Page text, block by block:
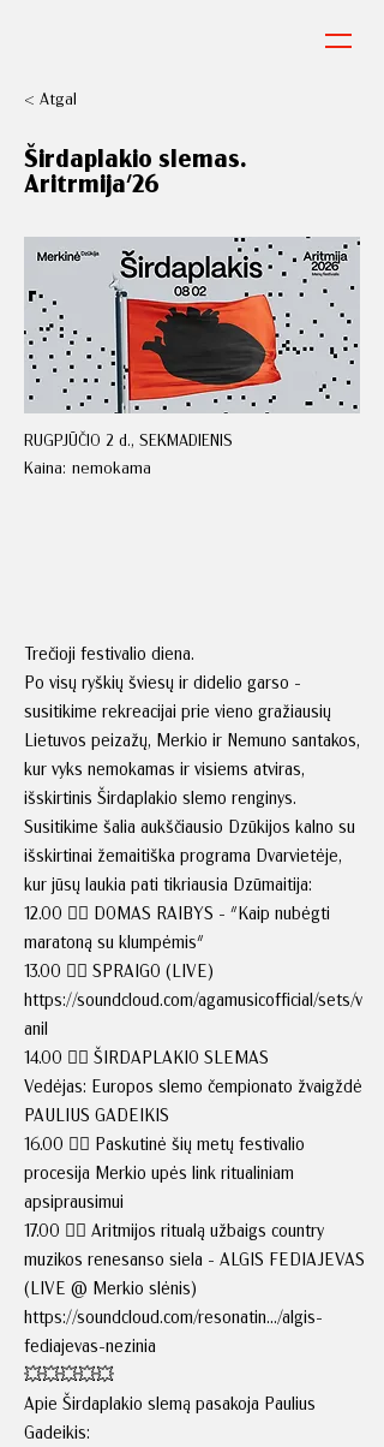
< Atgal
Širdaplakio slemas.
Aritrmija'26
RUGPJŪČIO 2 d., SEKMADIENIS
Kaina: nemokama
Trečioji festivalio diena.
Po visų ryškių šviesų ir didelio garso -
susitikime rekreacijai prie vieno gražiausių
Lietuvos peizažų, Merkio ir Nemuno santakos,
kur vyks nemokamas ir visiems atviras,
išskirtinis Širdaplakio slemo renginys.
Susitikime šalia aukščiausio Dzūkijos kalno su
išskirtinai žemaitiška programa Dvarvietėje,
kur jūsų laukia pati tikriausia Dzūmaitija:
12.00 ❤️‍🔥 DOMAS RAIBYS - "Kaip nubėgti
maratoną su klumpėmis"
13.00 ❤️‍🔥 SPRAIGO (LIVE)
https://soundcloud.com/agamusicofficial/sets/v
anil
14.00 ❤️‍🔥 ŠIRDAPLAKIO SLEMAS
Vedėjas: Europos slemo čempionato žvaigždė
PAULIUS GADEIKIS
16.00 ❤️‍🔥 Paskutinė šių metų festivalio
procesija Merkio upės link ritualiniam
apsiprausimui
17.00 ❤️‍🔥 Aritmijos ritualą užbaigs country
muzikos renesanso siela - ALGIS FEDIAJEVAS
(LIVE @ Merkio slėnis)
https://soundcloud.com/resonatin.../algis-
fediajevas-nezinia
💥💥💥💥💥
Apie Širdaplakio slemą pasakoja Paulius
Gadeikis: